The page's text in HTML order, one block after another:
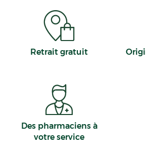
Retrait gratuit
Des pharmaciens à
votre service